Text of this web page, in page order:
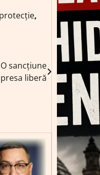
,
sancțiune
liberă